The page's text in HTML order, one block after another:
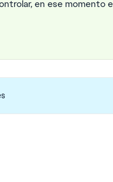
en ese momento